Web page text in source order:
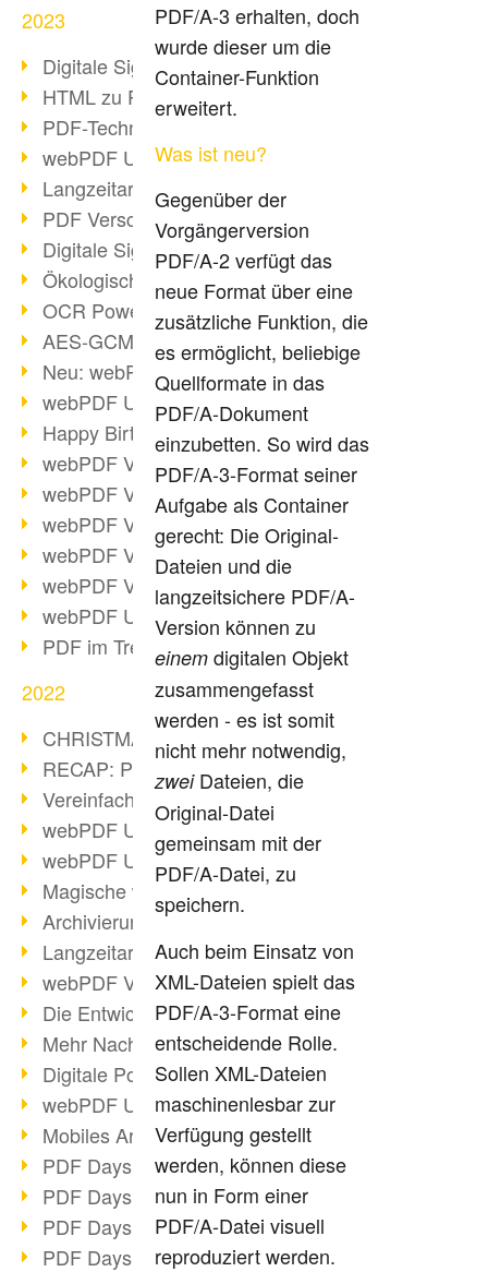
2023
Digitale Signatur in PDF
HTML zu PDF
PDF-Techniken für Barrierefreiheit
webPDF Update 9.0.0.3149
Langzeitarchivierung mit PDF/A
PDF Verschlüsselung
Digitale Signaturen
Ökologischen Abdruck reduzieren
OCR Power für Profis
AES-GCM-Unterstützung (PDF 2.0)
Neu: webPDF Developer Hub
webPDF Update 9.0.0.2898
Happy Birthday, PDF!
webPDF Video-Session 4
webPDF Video-Session 3
webPDF Video-Session 2
webPDF Video-Session 1
webPDF Video-Session Termine
webPDF Update 9.0.0.2843
PDF im Trend
2022
CHRISTMAS 2022 loading
RECAP: PDF Days Europe 2022
Vereinfachung Personalprozesse
webPDF Update 8.0.0.2727
webPDF Update 9.0.0.2732
Magische webPDF Version 9
Archivierung: Aufbewahrungsfristen
Langzeitarchivierung mit PDF/A
webPDF Video - Behind the Scenes
Die Entwicklung von PDF/X
Mehr Nachhaltigkeit durch PDF
Digitale Post als PDF/A
webPDF Update 8.0.0.2531
Mobiles Arbeiten mit PDF
PDF Days 2022 Themenblock 3
PDF Days 2022 Themenblock 2
PDF Days 2022 Themenblock 1
PDF Days Europe 2022
PDF/A-3 erhalten, doch
wurde dieser um die
Container-Funktion
erweitert.
Was ist neu?
Gegenüber der
Vorgängerversion
PDF/A-2 verfügt das
neue Format über eine
zusätzliche Funktion, die
es ermöglicht, beliebige
Quellformate in das
PDF/A-Dokument
einzubetten. So wird das
PDF/A-3-Format seiner
Aufgabe als Container
gerecht: Die Original-
Dateien und die
langzeitsichere PDF/A-
Version können zu
einem digitalen Objekt
zusammengefasst
werden - es ist somit
nicht mehr notwendig,
zweiDateien, die
Original-Datei
gemeinsam mit der
PDF/A-Datei, zu
speichern.
Auch beim Einsatz von
XML-Dateien spielt das
PDF/A-3-Format eine
entscheidende Rolle.
Sollen XML-Dateien
maschinenlesbar zur
Verfügung gestellt
werden, können diese
nun in Form einer
PDF/A-Datei visuell
reproduziert werden.